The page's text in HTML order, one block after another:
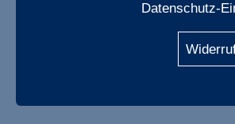
Datenschutz-